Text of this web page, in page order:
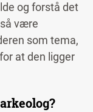
og forstå det
være
som tema,
at den ligger